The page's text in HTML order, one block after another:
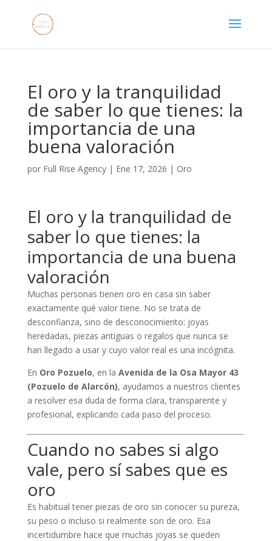
El oro y la tranquilidad
de saber lo que tienes: la
importancia de una
buena valoración
por Full Rise Agency| Ene 17, 2026 | Oro
El oro y la tranquilidad de
saber lo que tienes: la
importancia de una buena
valoración
Muchas personas tienen oro en casa sin saber
exactamente qué valor tiene. No se trata de
desconfianza, sino de desconocimiento: joyas
heredadas, piezas antiguas o regalos que nunca se
han llegado a usar y cuyo valor real es una incógnita.
En Oro Pozuelo, en la Avenida de la Osa Mayor 43
(Pozuelo de Alarcón), ayudamos a nuestros clientes
a resolver esa duda de forma clara, transparente y
profesional, explicando cada paso del proceso.
Cuando no sabes si algo
vale, pero sí sabes que es
oro
Es habitual tener piezas de oro sin conocer su pureza,
su peso o incluso si realmente son de oro. Esa
incertidumbre hace que muchas joyas se queden